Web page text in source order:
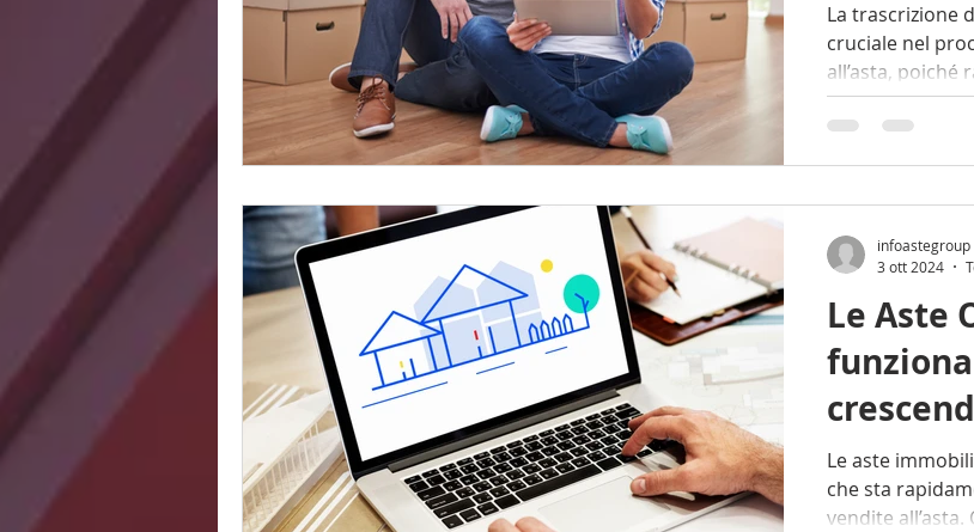
La trascrizione
cruciale nel
all’asta, poiché
Le Aste
Le aste immobiliari online
che sta
vendite all’asta.
infoastegroup
3 ott 2024